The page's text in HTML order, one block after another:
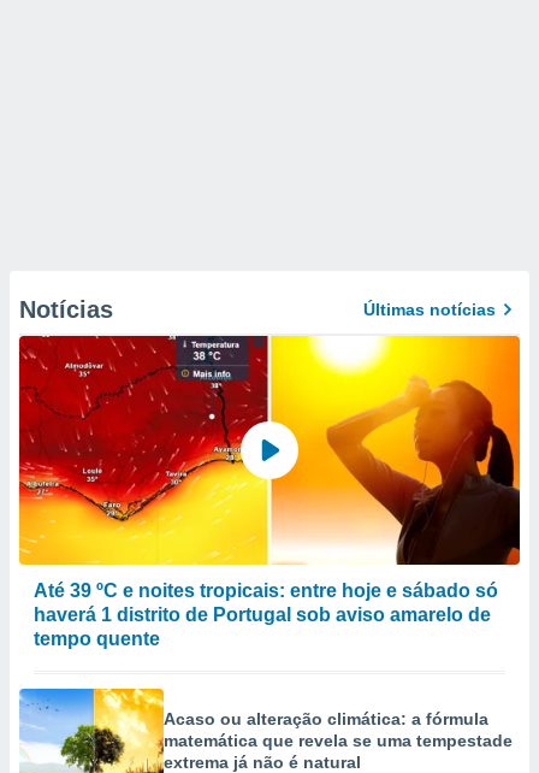
Notícias Últimas notícias
Até 39 ºC e noites tropicais: entre hoje e sábado só
haverá 1 distrito de Portugal sob aviso amarelo de
tempo quente
Acaso ou alteração climática: a fórmula
matemática que revela se uma tempestade
extrema já não é natural